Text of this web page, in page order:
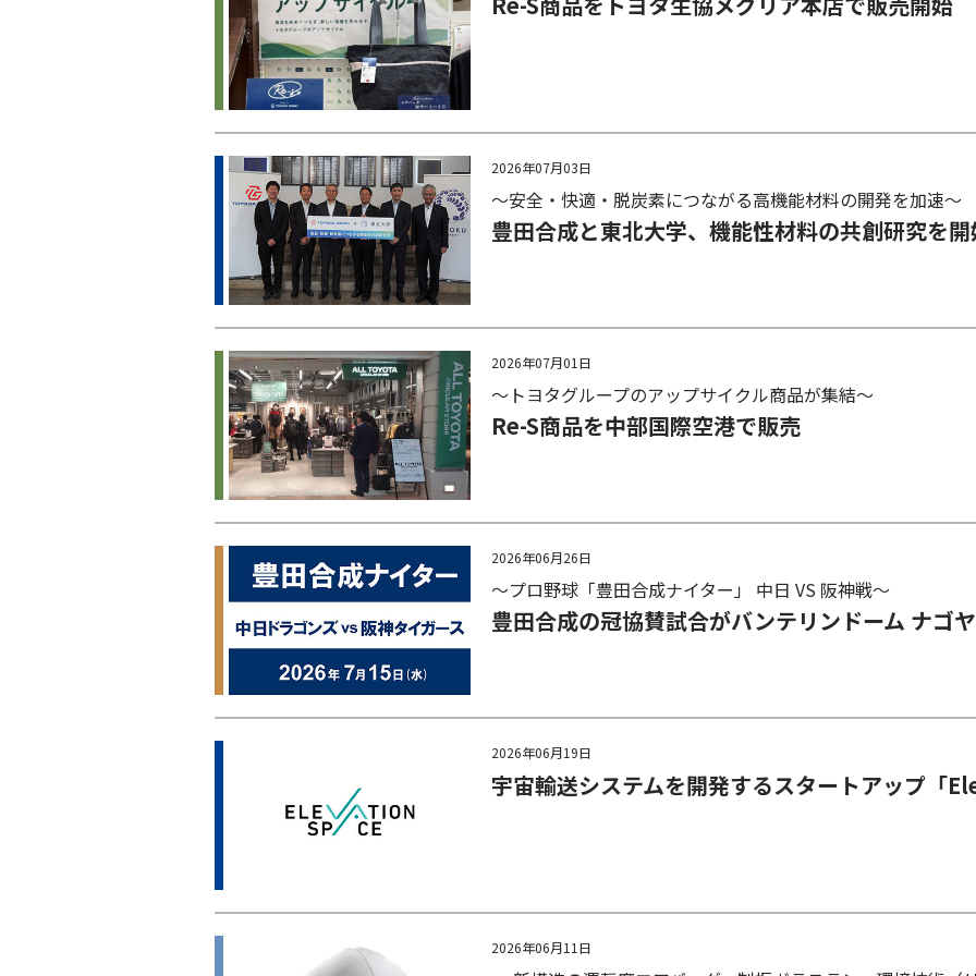
2026年07月03日
～安全・快適・脱炭素につながる高機能材料の開発を加速～
豊田合成と東北大学、機能性材料の共創研究を
2026年07月01日
～トヨタグループのアップサイクル商品が集結～
Re-S商品を中部国際空港で販売
2026年06月26日
～プロ野球「豊田合成ナイター」 中日 VS 阪神戦～
豊田合成の冠協賛試合がバンテリンドーム ナゴ
2026年06月19日
宇宙輸送システムを開発するスタートアップ「
2026年06月11日